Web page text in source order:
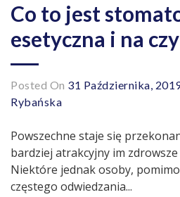
Co to jest
esetyczna i na
Posted On 31 Października,
Rybańska
Powszechne staje się
bardziej atrakcyjny im
Niektóre jednak osoby,
częstego odwiedzania...